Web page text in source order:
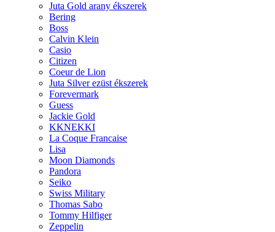
Juta Gold arany ékszerek
Bering
Boss
Calvin Klein
Casio
Citizen
Coeur de Lion
Juta Silver ezüst ékszerek
Forevermark
Guess
Jackie Gold
KKNEKKI
La Coque Francaise
Lisa
Moon Diamonds
Pandora
Seiko
Swiss Military
Thomas Sabo
Tommy Hilfiger
Zeppelin